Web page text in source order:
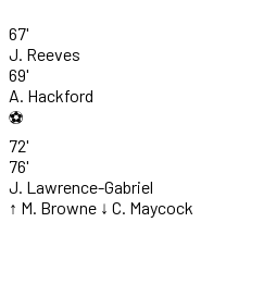
67'
J. Reeves
69'
A. Hackford
⚽
72'
76'
J. Lawrence-Gabriel
↑ M. Browne ↓ C. Maycock